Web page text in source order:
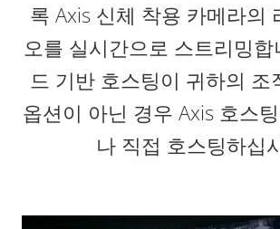
록 Axis 신체 착용 카메라의
오를 실시간으로 스트리밍합
드 기반 호스팅이 귀하의 조
옵션이 아닌 경우 Axis 호스
나 직접 호스팅하십